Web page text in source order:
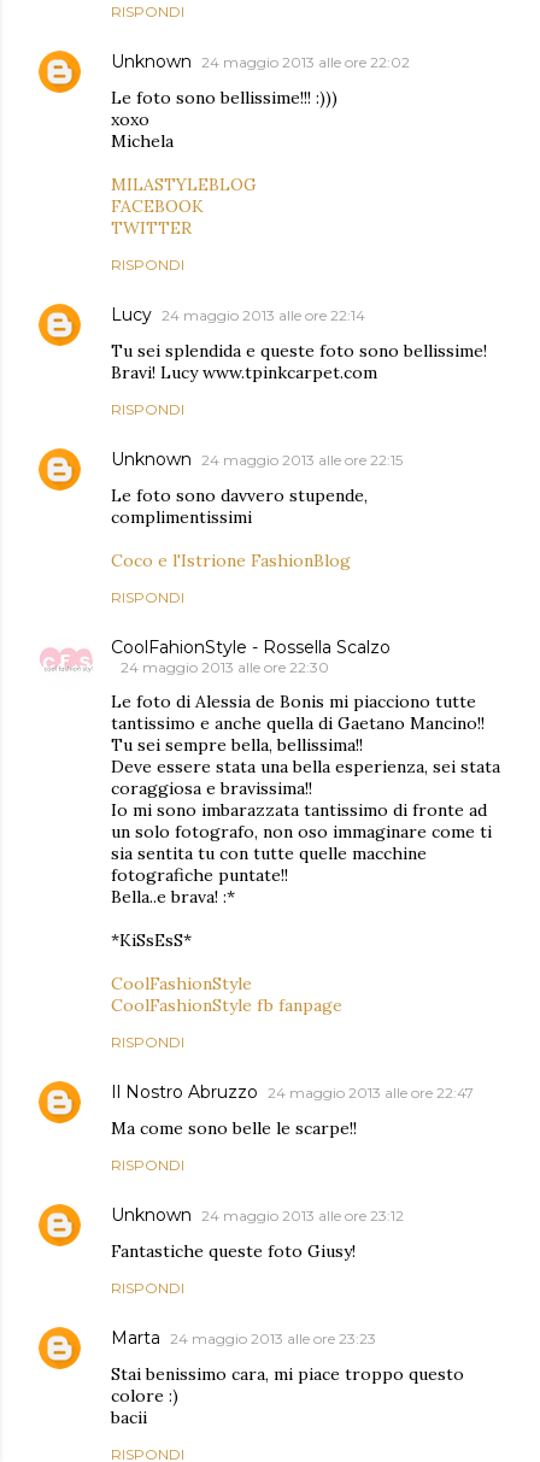
RISPONDI
Unknown 24 maggio 2013 alle ore 22:02
Le foto sono bellissime!!! :)))
xoxo
Michela
MILASTYLEBLOG
FACEBOOK
TWITTER
RISPONDI
Lucy 24 maggio 2013 alle ore 22:14
Tu sei splendida e queste foto sono bellissime!
Bravi! Lucy www.tpinkcarpet.com
RISPONDI
Unknown 24 maggio 2013 alle ore 22:15
Le foto sono davvero stupende,
complimentissimi
Coco e l'Istrione FashionBlog
RISPONDI
CoolFahionStyle - Rossella Scalzo
24 maggio 2013 alle ore 22:30
Le foto di Alessia de Bonis mi piacciono tutte
tantissimo e anche quella di Gaetano Mancino!!
Tu sei sempre bella, bellissima!!
Deve essere stata una bella esperienza, sei stata
coraggiosa e bravissima!!
Io mi sono imbarazzata tantissimo di fronte ad
un solo fotografo, non oso immaginare come ti
sia sentita tu con tutte quelle macchine
fotografiche puntate!!
Bella..e brava! :*
*KiSsEsS*
CoolFashionStyle
CoolFashionStyle fb fanpage
RISPONDI
Il Nostro Abruzzo 24 maggio 2013 alle ore 22:47
Ma come sono belle le scarpe!!
RISPONDI
Unknown 24 maggio 2013 alle ore 23:12
Fantastiche queste foto Giusy!
RISPONDI
Marta 24 maggio 2013 alle ore 23:23
Stai benissimo cara, mi piace troppo questo
colore :)
bacii
RISPONDI